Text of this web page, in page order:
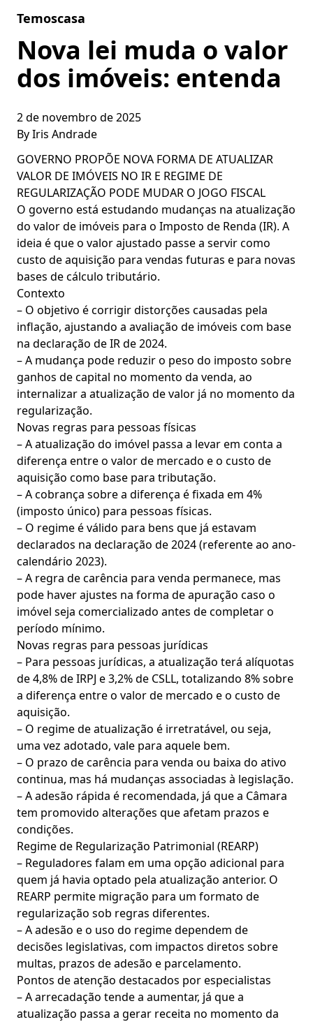
Temoscasa
Nova lei muda o valor
dos imóveis: entenda
2 de novembro de 2025
ByIris Andrade
GOVERNO PROPÕE NOVA FORMA DE ATUALIZAR
VALOR DE IMÓVEIS NO IR E REGIME DE
REGULARIZAÇÃO PODE MUDAR O JOGO FISCAL
O governo está estudando mudanças na atualização
do valor de imóveis para o Imposto de Renda (IR). A
ideia é que o valor ajustado passe a servir como
custo de aquisição para vendas futuras e para novas
bases de cálculo tributário.
Contexto
– O objetivo é corrigir distorções causadas pela
inflação, ajustando a avaliação de imóveis com base
na declaração de IR de 2024.
– A mudança pode reduzir o peso do imposto sobre
ganhos de capital no momento da venda, ao
internalizar a atualização de valor já no momento da
regularização.
Novas regras para pessoas físicas
– A atualização do imóvel passa a levar em conta a
diferença entre o valor de mercado e o custo de
aquisição como base para tributação.
– A cobrança sobre a diferença é fixada em 4%
(imposto único) para pessoas físicas.
– O regime é válido para bens que já estavam
declarados na declaração de 2024 (referente ao ano‑
calendário 2023).
– A regra de carência para venda permanece, mas
pode haver ajustes na forma de apuração caso o
imóvel seja comercializado antes de completar o
período mínimo.
Novas regras para pessoas jurídicas
– Para pessoas jurídicas, a atualização terá alíquotas
de 4,8% de IRPJ e 3,2% de CSLL, totalizando 8% sobre
a diferença entre o valor de mercado e o custo de
aquisição.
– O regime de atualização é irretratável, ou seja,
uma vez adotado, vale para aquele bem.
– O prazo de carência para venda ou baixa do ativo
continua, mas há mudanças associadas à legislação.
– A adesão rápida é recomendada, já que a Câmara
tem promovido alterações que afetam prazos e
condições.
Regime de Regularização Patrimonial (REARP)
– Reguladores falam em uma opção adicional para
quem já havia optado pela atualização anterior. O
REARP permite migração para um formato de
regularização sob regras diferentes.
– A adesão e o uso do regime dependem de
decisões legislativas, com impactos diretos sobre
multas, prazos de adesão e parcelamento.
Pontos de atenção destacados por especialistas
– A arrecadação tende a aumentar, já que a
atualização passa a gerar receita no momento da